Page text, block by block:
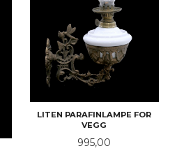
LITEN PARAFINLAMPE FOR
VEGG
Pris
995,00